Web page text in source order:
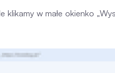
w małe okienko